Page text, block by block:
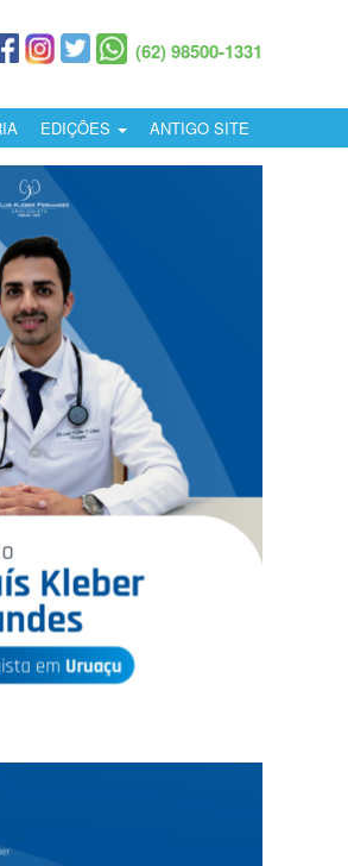
(62) 98500-1331
EDIÇÕES ANTIGO SITE